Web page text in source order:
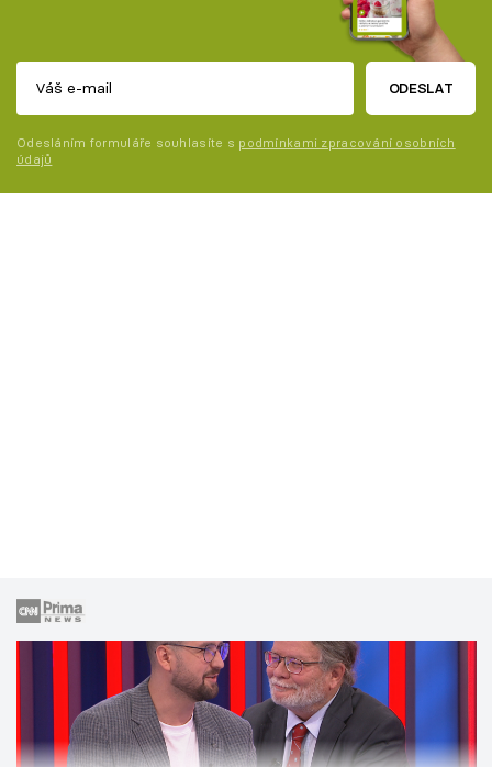
ODESLAT
Odesláním formuláře souhlasíte s podmínkami zpracování osobních
údajů